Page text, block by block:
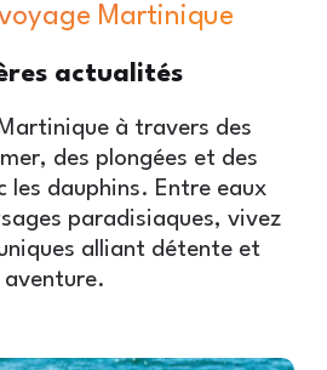
Martinique
actualités
à travers des
des plongées et des
les dauphins. Entre eaux
paradisiaques, vivez
alliant détente et
aventure.